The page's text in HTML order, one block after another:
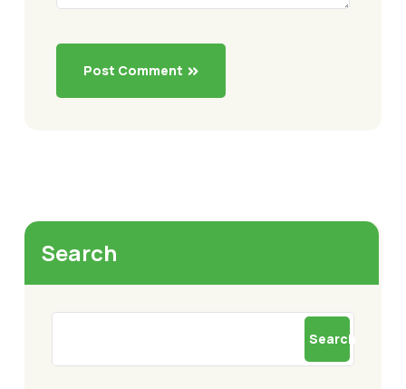
Post Comment
Search
Search